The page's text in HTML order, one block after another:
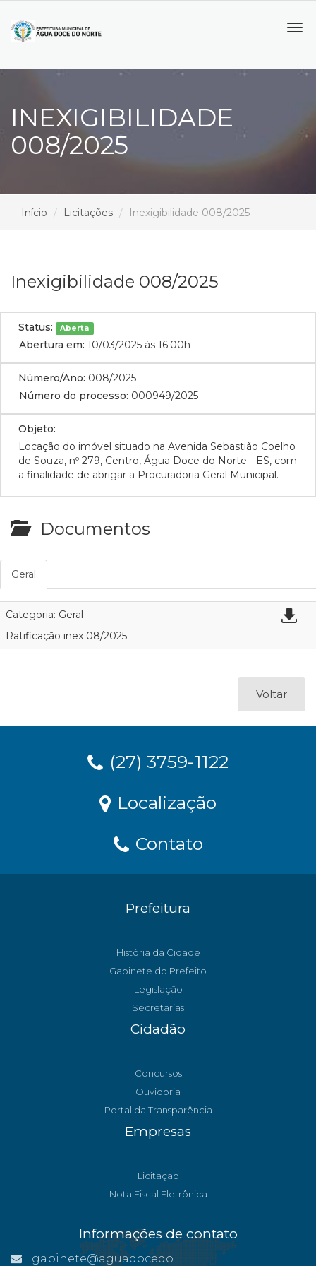
INEXIGIBILIDADE
008/2025
Início Licitações Inexigibilidade 008/2025
Inexigibilidade 008/2025
Status: Aberta
Abertura em: 10/03/2025 às 16:00h
Número/Ano: 008/2025
Número do processo: 000949/2025
Objeto:
Locação do imóvel situado na Avenida Sebastião Coelho
de Souza, nº 279, Centro, Água Doce do Norte - ES, com
a finalidade de abrigar a Procuradoria Geral Municipal.
Documentos
Geral
Categoria: Geral
Ratificação inex 08/2025
Voltar
(27) 3759-1122
Localização
Contato
Prefeitura
História da Cidade
Gabinete do Prefeito
Legislação
Secretarias
Cidadão
Concursos
Ouvidoria
Portal da Transparência
Empresas
Licitação
Nota Fiscal Eletrônica
Informações de contato
gabinete@aguadocedonorte.es.gov.br